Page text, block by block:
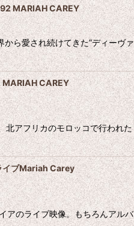
MARIAH CAREY
ら愛され続けてきた”ディー
MARIAH CAREY
北アフリカのモロッコで行われ
イブMariah Carey
のライブ映像。もちろんアル